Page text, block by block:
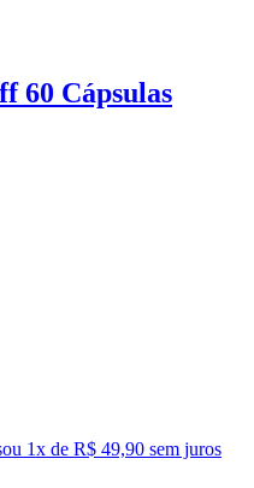
60 Cápsulas
ou 1x de R$ 49,90 sem juros